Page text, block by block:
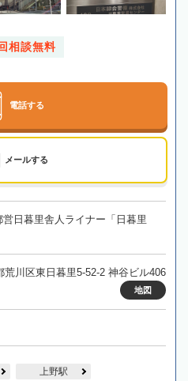
相談無料
電話する
メールする
日暮里舎人ライナー「日暮里
荒川区東日暮里5-52-2 神谷ビル406
地図
上野駅